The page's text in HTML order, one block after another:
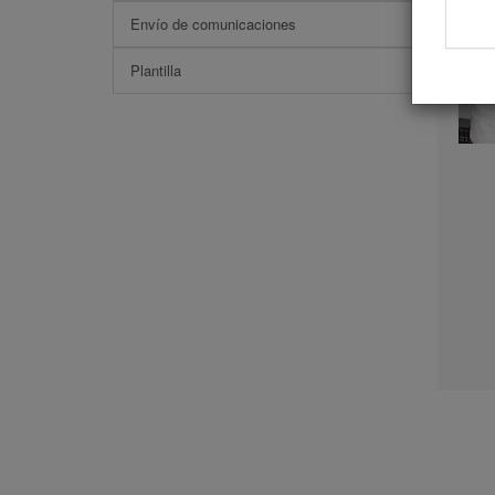
Envío de comunicaciones
Plantilla